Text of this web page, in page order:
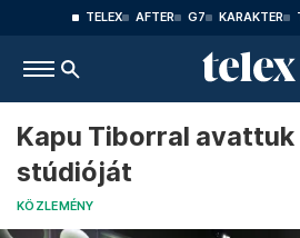
TELEX AFTER G7 KARAKTER
Kapu Tiborral avattuk
stúdióját
KÖZLEMÉNY